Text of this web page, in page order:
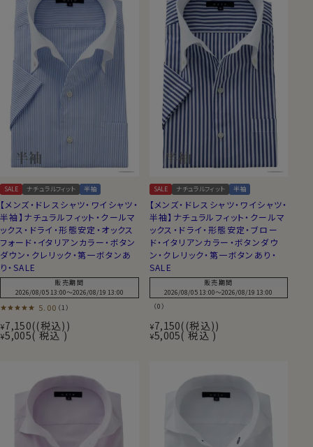
SALE ナチュラルフィット 半袖
【メンズ・ドレスシャツ・ワイシャツ・
半袖】ナチュラルフィット・クールマ
ックス・ドライ・形態安定・オックス
フォード・イタリアンカラー・ボタン
ダウン・クレリック・第一ボタンあ
り・SALE
販売期間
2026/08/05 13:00〜2026/08/19 13:00
5.00 （1）
¥7,150 (税込)
¥5,005 税込
SALE ナチュラルフィット 半袖
【メンズ・ドレスシャツ・ワイシャツ・
半袖】ナチュラルフィット・クールマ
ックス・ドライ・形態安定・ブロー
ド・イタリアンカラー・ボタンダウ
ン・クレリック・第一ボタンあり・
SALE
販売期間
2026/08/05 13:00〜2026/08/19 13:00
（0）
¥7,150 (税込)
¥5,005 税込